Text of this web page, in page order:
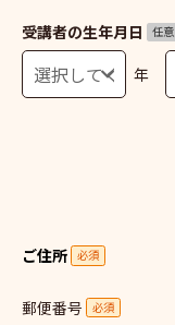
受講者の生年月日 任意
年
ご住所 必須
郵便番号 必須